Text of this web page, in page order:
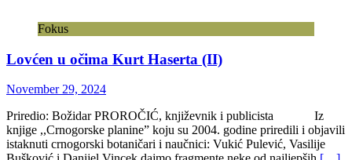
Fokus
Lovćen u očima Kurt Haserta (II)
November 29, 2024
Priredio: Božidar PROROČIĆ, književnik i publicista Iz
knjige ,,Crnogorske planine” koju su 2004. godine priredili i objavili
istaknuti crnogorski botaničari i naučnici: Vukić Pulević, Vasilije